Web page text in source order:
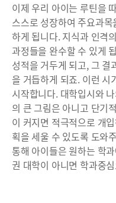
이제 우리 아이는 루틴을
스스로 성장하여 주요과
하게 됩니다. 지식과 인격
과정들을 완수할 수 있게
성적을 거두게 되고, 그 결
을 거듭하게 되죠. 이런 시
시작합니다. 대학입시와
의 큰 그림은 아니고 단기
이 커지면 적극적으로 개
획을 세울 수 있도록 도와
통해 아이들은 원하는 학
권 대학이 아니면 학과중